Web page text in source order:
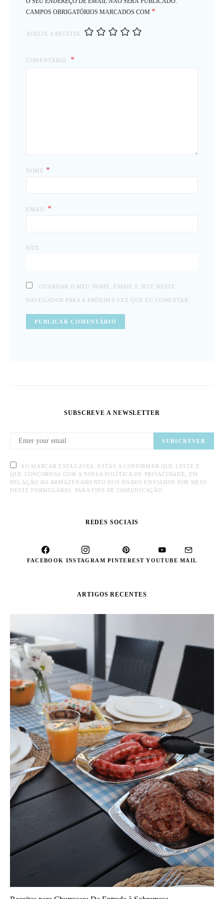
CAMPOS OBRIGATÓRIOS MARCADOS COM *
AVALIE A RECEITA
COMENTÁRIO
NOME *
EMAIL *
SITE
GUARDAR O MEU NOME, EMAIL E SITE NESTE
NAVEGADOR PARA A PRÓXIMA VEZ QUE EU COMENTAR.
SUBSCREVE A NEWSLETTER
SUBSCREVER
AO MARCAR ESTA CAIXA, ESTÁS A CONFIRMAR QUE LESTE E
QUE CONCORDAS COM A NOSSA POLÍTICA DE PRIVACIDADE, EM
RELAÇÃO AO ARMAZENAMENTO DOS DADOS ENVIADOS POR MEIO
DESTE FORMULÁRIO, PARA FINS DE COMUNICAÇÃO.
REDES SOCIAIS
FACEBOOK INSTAGRAM PINTEREST YOUTUBE MAIL
ARTIGOS RECENTES